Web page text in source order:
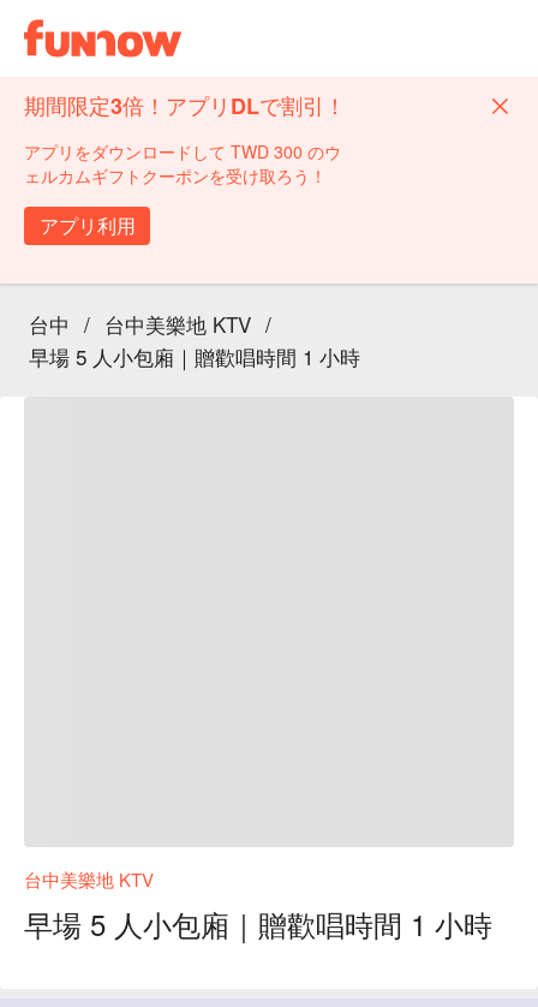
期間限定3倍！アプリDLで割引！
アプリをダウンロードして TWD 300 のウ
ェルカムギフトクーポンを受け取ろう！
アプリ利用
台中 / 台中美樂地 KTV /
早場 5 人小包廂｜贈歡唱時間 1 小時
台中美樂地 KTV
早場 5 人小包廂｜贈歡唱時間 1 小時